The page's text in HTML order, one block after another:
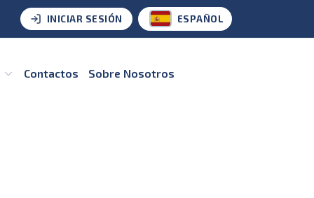
INICIAR SESIÓN ESPAÑOL
Contactos Sobre Nosotros